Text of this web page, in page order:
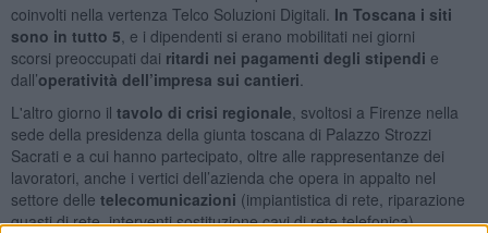
coinvolti nella vertenza Telco Soluzioni Digitali. In Toscana i siti
sono in tutto 5 , e i dipendenti si erano mobilitati nei giorni
scorsi preoccupati dai ritardi nei pagamenti degli stipendi e
dall’operatività dell’impresa sui cantieri
L'altro giorno il tavolo di crisi regionale , svoltosi a Firenze nella
sede della presidenza della giunta toscana di Palazzo Strozzi
Sacrati e a cui hanno partecipato, oltre alle rappresentanze dei
lavoratori, anche i vertici dell’azienda che opera in appalto nel
settore delle telecomunicazioni (impiantistica di rete, riparazione
guasti di rete, interventi sostituzione cavi di rete telefonica).